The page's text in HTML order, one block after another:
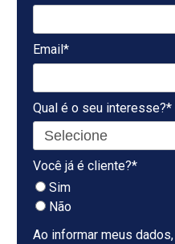
Email*
Qual é o seu interesse?*
Você já é cliente?*
Sim
Não
Ao informar meus